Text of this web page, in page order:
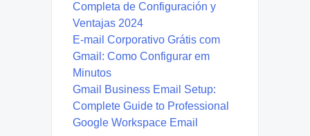
Completa de Configuración y
Ventajas 2024
E-mail Corporativo Grátis com
Gmail: Como Configurar em
Minutos
Gmail Business Email Setup:
Complete Guide to Professional
Google Workspace Email